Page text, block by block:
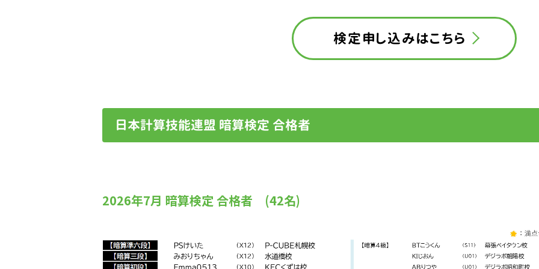
検定申し込みはこちら
日本計算技能連盟 暗算検定 合格者
2026年7月 暗算検定 合格者 (42名)